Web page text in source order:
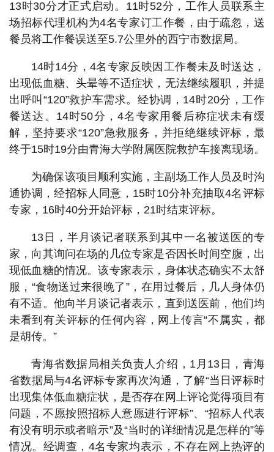
13时30分才正式启动。11时52分，工作人员联系主
场招标代理机构为4名专家订工作餐，由于疏忽，送
餐员将工作餐误送至5.7公里外的西宁市数据局。
14时14分，4名专家反映因工作餐未及时送达，
出现低血糖、头晕等不适症状，无法继续履职，并提
出呼叫“120”救护车需求。经协调，14时20分，工作
餐送达。14时50分，4名专家用餐后称症状未有缓
解，坚持要求“120”急救服务，并拒绝继续评标，最
终于15时19分由青海大学附属医院救护车接离现场。
为确保该项目顺利实施，主副场工作人员及时沟
通协调，经招标人同意，15时10分补充抽取4名评标
专家，16时40分开始评标，21时结束评标。
13日，半月谈记者联系到其中一名被送医的专
家，向其询问在场的几位专家是否因长时间空腹，出
现低血糖的情况。该专家表示，身体状态确实不太舒
服，“食物送过来很晚了”，在用过餐后，几人身体仍
有不适。他向半月谈记者表示，直到送医前，他们均
未看到有关评标的任何内容，网上传言“不属实，都
是胡传。”
青海省数据局相关负责人介绍，1月13日，青海
省数据局与4名评标专家再次沟通，了解“当日评标时
出现集体低血糖症状，是否存在网上评论觉得项目有
问题，不愿按照招标人意愿进行评标”、“招标人代表
有没有明示或者暗示”及“当时的详细情况是怎样的”等
情况。经调查，4名专家均表示，不存在网上热评的